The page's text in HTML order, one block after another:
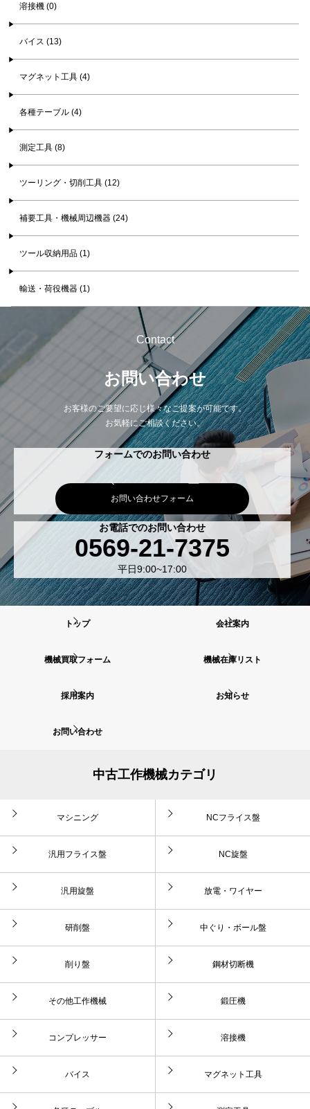
溶接機 (0)
バイス (13)
マグネット工具 (4)
各種テーブル (4)
測定工具 (8)
ツーリング・切削工具 (12)
補要工具・機械周辺機器 (24)
ツール収納用品 (1)
輸送・荷役機器 (1)
Contact
お問い合わせ
お客様のご要望に応じ様々なご提案が可能です。
お気軽にご相談ください。
フォームでのお問い合わせ
お問い合わせフォーム
お電話でのお問い合わせ
0569-21-7375
平日9:00~17:00
トップ 会社案内
機械買取フォーム 機械在庫リスト
採用案内 お知らせ
お問い合わせ
中古工作機械カテゴリ
マシニング NCフライス盤
汎用フライス盤 NC旋盤
汎用旋盤 放電・ワイヤー
研削盤 中ぐり・ボール盤
削り盤 鋼材切断機
その他工作機械 鍛圧機
コンプレッサー 溶接機
バイス マグネット工具